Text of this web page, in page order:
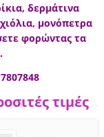
δερμάτινα
μονόπετρα
φορώντας τα
τιμές